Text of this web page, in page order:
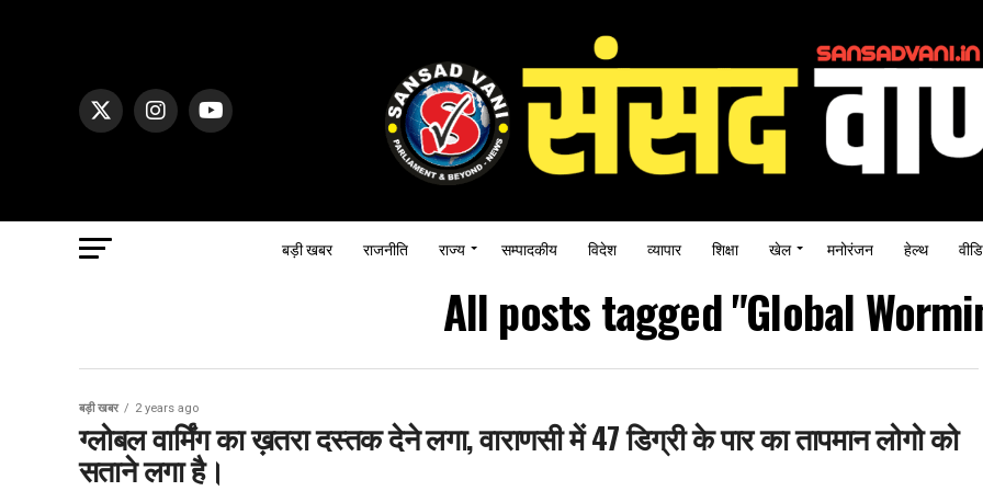
बड़ी खबर राजनीति राज्य सम्पादकीय विदेश व्यापार शिक्षा खेल मनोरंजन हेल्थ
All posts tagged "Global
बड़ी खबर 2 years ago
ग्लोबल वार्मिंग का ख़तरा दस्तक देने लगा, वाराणसी में 47 डिग्री के पार का तापमान लोगो को
सताने लगा है।